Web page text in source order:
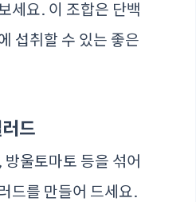
세요. 이 조합은 단백
섭취할 수 있는 좋은
드
울토마토 등을 섞어
드를 만들어 드세요.